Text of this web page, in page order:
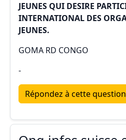
JEUNES QUI DESIRE
INTERNATIONAL DES
JEUNES.
GOMA RD CONGO
-
Répondez à cette question